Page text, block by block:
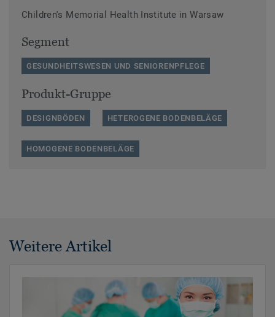
Children's Memorial Health Institute in Warsaw
Segment
GESUNDHEITSWESEN UND SENIORENPFLEGE
Produkt-Gruppe
DESIGNBÖDEN HETEROGENE BODENBELÄGE
HOMOGENE BODENBELÄGE
Weitere Artikel